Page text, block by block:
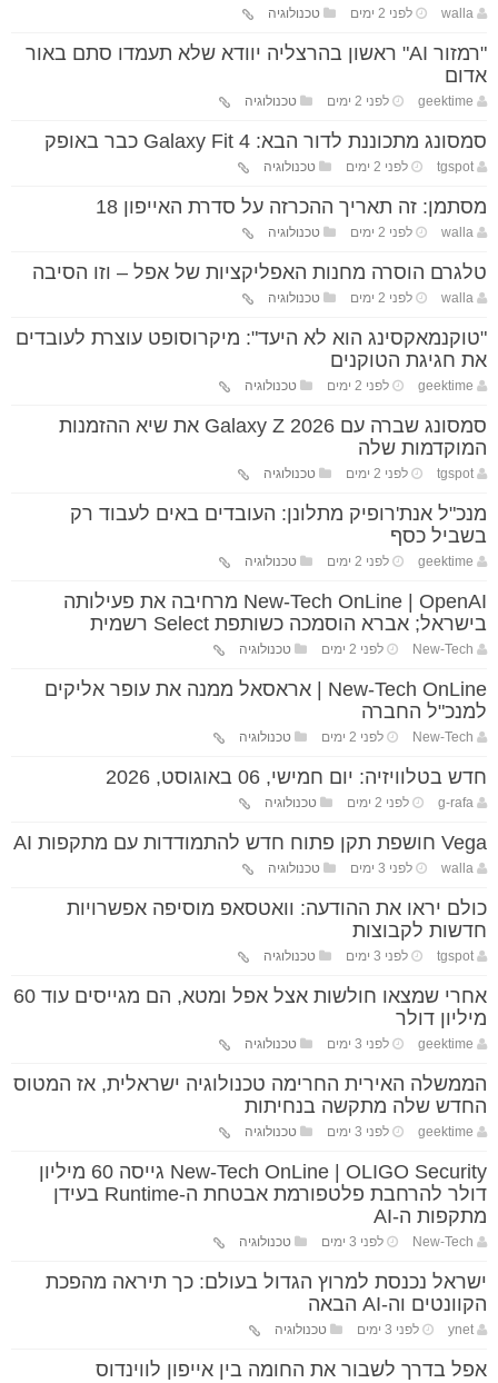
walla לפני 2 ימים טכנולוגיה
"רמזור AI" ראשון בהרצליה יוודא שלא תעמדו סתם באור
אדום
geektime לפני 2 ימים טכנולוגיה
סמסונג מתכוננת לדור הבא: Galaxy Fit 4 כבר באופק
tgspot לפני 2 ימים טכנולוגיה
מסתמן: זה תאריך ההכרזה על סדרת האייפון 18
walla לפני 2 ימים טכנולוגיה
טלגרם הוסרה מחנות האפליקציות של אפל – וזו הסיבה
walla לפני 2 ימים טכנולוגיה
"טוקנמאקסינג הוא לא היעד": מיקרוסופט עוצרת לעובדים
את חגיגת הטוקנים
geektime לפני 2 ימים טכנולוגיה
סמסונג שברה עם Galaxy Z 2026 את שיא ההזמנות
המוקדמות שלה
tgspot לפני 2 ימים טכנולוגיה
מנכ"ל אנת'רופיק מתלונן: העובדים באים לעבוד רק
בשביל כסף
geektime לפני 2 ימים טכנולוגיה
New-Tech OnLine | OpenAI מרחיבה את פעילותה
בישראל; אברא הוסמכה כשותפת Select רשמית
New-Tech לפני 2 ימים טכנולוגיה
New-Tech OnLine | אראסאל ממנה את עופר אליקים
למנכ"ל החברה
New-Tech לפני 2 ימים טכנולוגיה
חדש בטלוויזיה: יום חמישי, 06 באוגוסט, 2026
g-rafa לפני 2 ימים טכנולוגיה
Vega חושפת תקן פתוח חדש להתמודדות עם מתקפות AI
walla לפני 3 ימים טכנולוגיה
כולם יראו את ההודעה: וואטסאפ מוסיפה אפשרויות
חדשות לקבוצות
tgspot לפני 3 ימים טכנולוגיה
אחרי שמצאו חולשות אצל אפל ומטא, הם מגייסים עוד 60
מיליון דולר
geektime לפני 3 ימים טכנולוגיה
הממשלה האירית החרימה טכנולוגיה ישראלית, אז המטוס
החדש שלה מתקשה בנחיתות
geektime לפני 3 ימים טכנולוגיה
New-Tech OnLine | OLIGO Security גייסה 60 מיליון
דולר להרחבת פלטפורמת אבטחת ה-Runtime בעידן
מתקפות ה-AI
New-Tech לפני 3 ימים טכנולוגיה
ישראל נכנסת למרוץ הגדול בעולם: כך תיראה מהפכת
הקוונטים וה-AI הבאה
ynet לפני 3 ימים טכנולוגיה
אפל בדרך לשבור את החומה בין אייפון לווינדוס